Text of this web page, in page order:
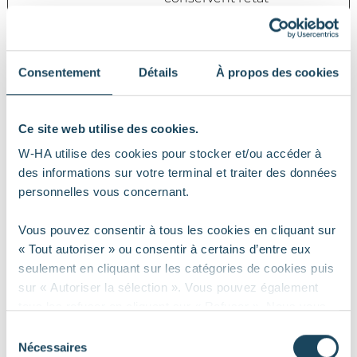
Consentement Détails À propos des cookies
Ce site web utilise des cookies.
W-HA utilise des cookies pour stocker et/ou accéder à
des informations sur votre terminal et traiter des données
personnelles vous concernant.
Vous pouvez consentir à tous les cookies en cliquant sur
« Tout autoriser » ou consentir à certains d’entre eux
seulement en cliquant sur les catégories de cookies puis
sur « Autoriser la sélection ». Vous pouvez également
nécessaires au bon fonctionnement du site ne sont pas
Nécessaires
curseurs de blog /
image, des
paramètres du site
tTf
Cloudflare Ce cookie fait part
d'un ensemble de
servent à la
livraison et à la
présentation de
contenu. Les
Persist